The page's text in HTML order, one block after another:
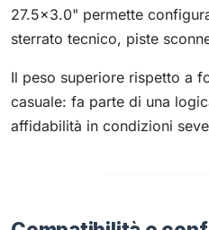
27.5×3.0" permette
sterrato tecnico, piste
Il peso superiore rispetto a
casuale: fa parte di una
affidabilità in condizioni